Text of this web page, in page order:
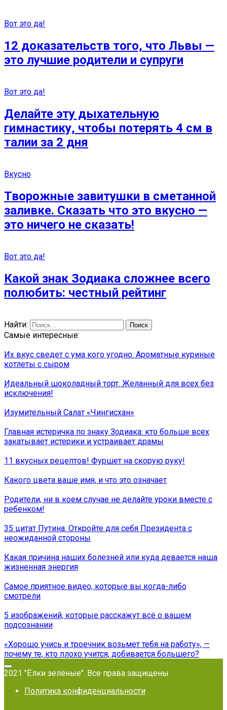
Вот это да!
12 доказательств того, что Львы —
это лучшие родители и супруги
Вот это да!
Делайте эту дыхательную
гимнастику, чтобы потерять 4 см в
талии за 2 дня
Вкусно
Творожные завитушки в сметанной
заливке. Сказать что это вкусно —
это ничего не сказать!
Вот это да!
Какой знак Зодиака сложнее всего
полюбить: честный рейтинг
Найти:
Самые интересные:
Их вкус сведет с ума кого угодно: Ароматные куриные
котлеты с сыром
Идеальный шоколадный торт. Желанный для всех без
исключения!
Изумительный Салат «Чингисхан»
Главная истеричка по знаку Зодиака: кто больше всех
закатывает истерики и устраивает драмы
11 вкусных рецептов! Фуршет на скорую руку!
Какого цвета ваше имя, и что это означает
Родители, ни в коем случае не делайте уроки вместе с
ребенком!
35 цитат Путина: Откройте для себя Президента с
неожиданной стороны
Какая причина наших болезней или куда девается наша
жизненная энергия
Самое приятное видео, которые вы когда-либо
смотрели
5 изображений, которые расскажут всё о вашем
подсознании
«Хорошо учись и троечник возьмет тебя на работу», —
почему те, кто плохо учится, добивается большего?
2021 "Ёлки зелёные". Все права защищены
Политика конфиденциальности